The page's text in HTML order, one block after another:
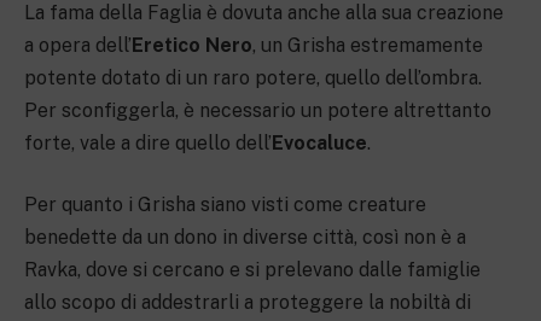
La fama della Faglia è dovuta anche alla sua creazione
a opera dell’Eretico Nero, un Grisha estremamente
potente dotato di un raro potere, quello dell’ombra.
Per sconfiggerla, è necessario un potere altrettanto
forte, vale a dire quello dell’Evocaluce.
Per quanto i Grisha siano visti come creature
benedette da un dono in diverse città, così non è a
Ravka, dove si cercano e si prelevano dalle famiglie
allo scopo di addestrarli a proteggere la nobiltà di